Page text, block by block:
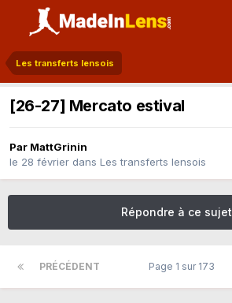
Les transferts lensois
[26-27] Mercato estival
Par MattGrinin
le 28 février dans Les transferts lensois
Répondre à ce sujet
PRÉCÉDENT Page 1 sur 173